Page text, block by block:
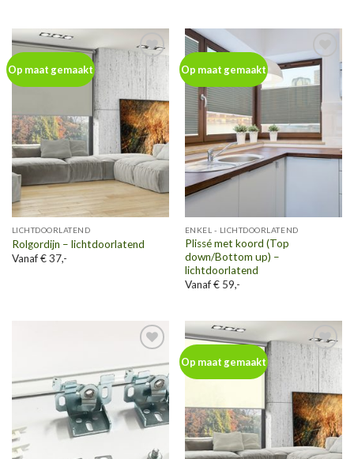
Op maat gemaakt
Toevoegen
aan
wenslijst
LICHTDOORLATEND
Rolgordijn – lichtdoorlatend
Vanaf € 37,-
Op maat gemaakt
Toevoegen
aan
wenslijst
ENKEL - LICHTDOORLATEND
Plissé met koord (Top
down/Bottom up) –
lichtdoorlatend
Vanaf € 59,-
aan
wenslijst
Op maat gemaakt
Toevoegen
aan
wenslijst